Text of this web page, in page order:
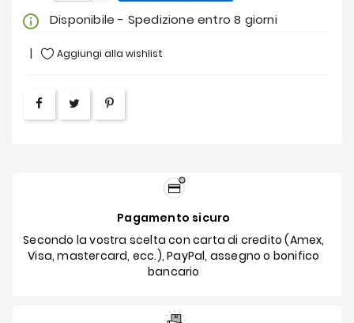
info_outline Disponibile - Spedizione entro 8 giorni
Aggiungi alla wishlist
Pagamento sicuro
Secondo la vostra scelta con carta di credito (Amex,
Visa, mastercard, ecc.), PayPal, assegno o bonifico
bancario